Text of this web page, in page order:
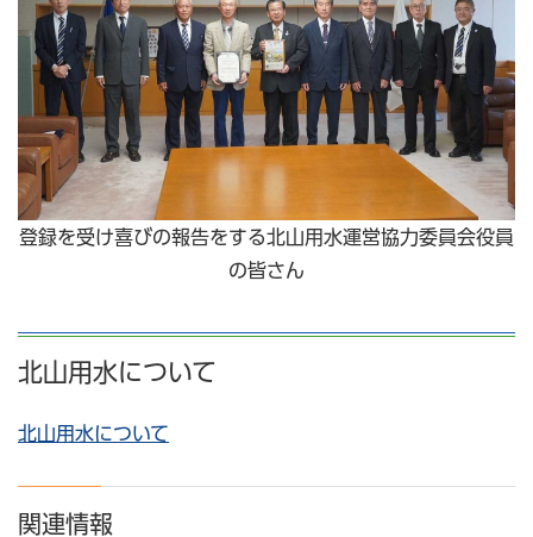
登録を受け喜びの報告をする北山用水運営協力委員会役員
の皆さん
北山用水について
北山用水について
関連情報